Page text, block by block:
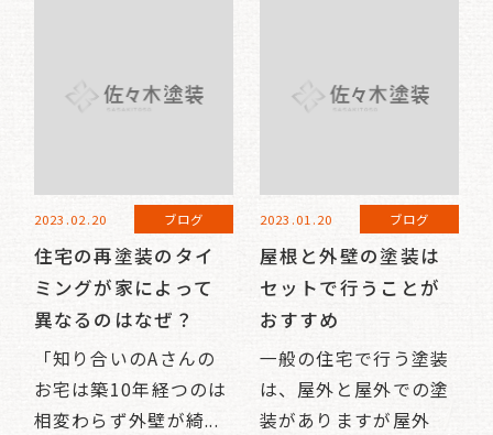
2023.02.20 ブログ
住宅の再塗装のタイ
ミングが家によって
異なるのはなぜ？
「知り合いのAさんの
お宅は築10年経つのは
相変わらず外壁が綺...
2023.01.20 ブログ
屋根と外壁の塗装は
セットで行うことが
おすすめ
一般の住宅で行う塗装
は、屋外と屋外での塗
装がありますが屋外